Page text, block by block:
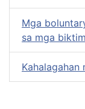
Mga
sa mga